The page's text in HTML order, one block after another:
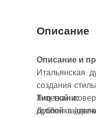
Описание
Описание и
Итальянская
создания
лицевой
особой
Тип ткани:
Дубленка